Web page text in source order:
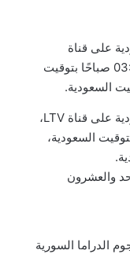
على قناة
السومرية، وتعاد في تمام الساعة 03:40 صباحًا بتوقيت
الساعة 20:00 بتوقيت سوريا والسعودية على قناة LTV،
01:40 صباحًا بتوقيت السعودية،
السورية